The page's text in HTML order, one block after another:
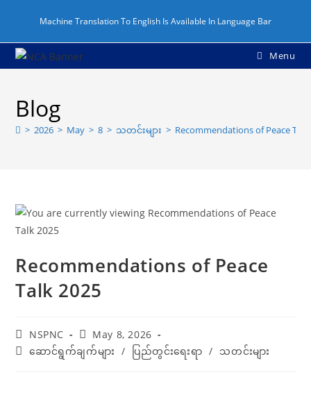
Machine Translation To English Is Available In Language Bar
Menu
Blog
> 2026 > May > 8 > သတင်းများ > Recommendations of Peace Talk
Recommendations of Peace
Talk 2025
NSPNC
May 8, 2026
ဆောင်ရွက်ချက်များ / ပြည်တွင်းရေးရာ / သတင်းများ